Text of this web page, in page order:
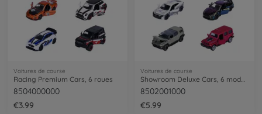
Voitures de course
Racing Premium Cars, 6 roues
8504000000
€3.99
Voitures de course
Showroom Deluxe Cars, 6 modèles.
8502001000
€5.99